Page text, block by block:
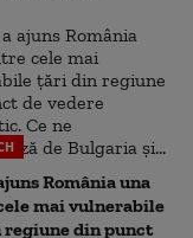
România una
mai vulnerabile
din punct